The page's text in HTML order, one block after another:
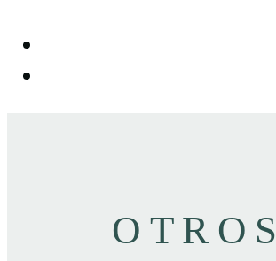
OTROS